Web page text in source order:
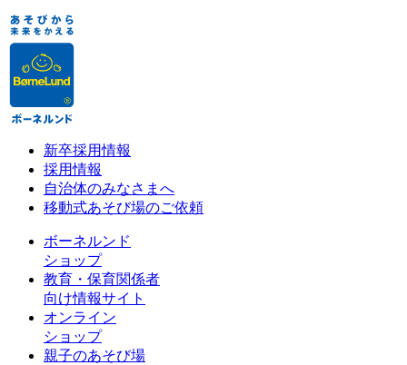
新卒採用情報
採用情報
自治体のみなさまへ
移動式あそび場のご依頼
ボーネルンド
ショップ
教育・保育関係者
向け情報サイト
オンライン
ショップ
親子のあそび場